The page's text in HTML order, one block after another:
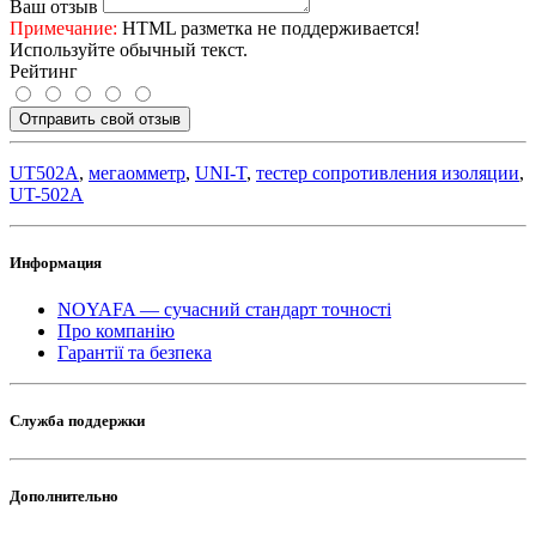
Ваш отзыв
Примечание: HTML разметка не поддерживается!
Используйте обычный текст.
Рейтинг
Отправить свой отзыв
UT502A, мегаомметр, UNI-T, тестер сопротивления изоляции,
UT-502A
Информация
NOYAFA — сучасний стандарт точності
Про компанію
Гарантії та безпека
Служба поддержки
Дополнительно